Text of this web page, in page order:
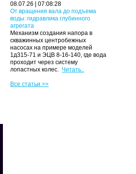
08.07.26 | 07:08:28
От вращения вала до подъема
воды: гидравлика глубинного
агрегата
Механизм создания напора в
скважинных центробежных
насосах на примере моделей
1д315-71 и ЭЦВ 8-16-140, где вода
проходит через систему
лопастных колес. Читать..
Все статьи >>